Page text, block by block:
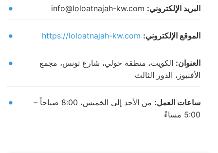
البريد الإلكتروني:
الموقع الإلكتروني: https://loloatnajah-kw.com
العنوان: الكويت، منطقة حولي، شارع تونس، مجمع
الأفنيوز، الدور الثالث
ساعات العمل:
من الأحد إلى الخميس، 8:00 صباحاً –
5:00 مساءً